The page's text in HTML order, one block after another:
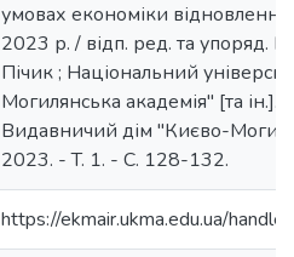
умовах економіки
2023 р. / відп. ред. та упоряд.
Пічик ; Національний
Могилянська академія" [та ін.].
Видавничий дім "Києво-
2023. - T. 1. - C. 128-132.
https://ekmair.ukma.edu.ua/